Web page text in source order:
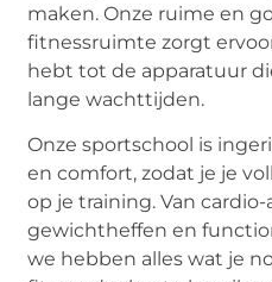
maken. Onze ruime en
fitnessruimte zorgt
hebt tot de apparatuur
lange wachttijden.
Onze sportschool is
en comfort, zodat je je
op je training. Van
gewichtheffen en
we hebben alles wat je